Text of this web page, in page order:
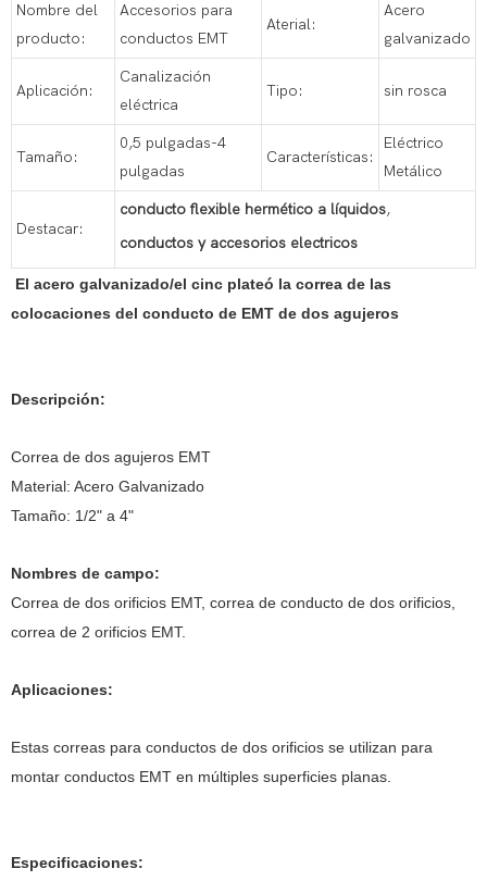
Nombre del
producto:
Accesorios para
conductos EMT
Aterial:
Acero
galvanizado
Aplicación:
Canalización
eléctrica
Tipo: sin rosca
Tamaño:
0,5 pulgadas-4
pulgadas
Características:
Eléctrico
Metálico
Destacar:
conducto flexible hermético a líquidos,
conductos y accesorios electricos
El acero galvanizado/el cinc plateó la correa de las
colocaciones del conducto de EMT de dos agujeros
Descripción:
Correa de dos agujeros EMT
Material: Acero Galvanizado
Tamaño: 1/2" a 4"
Nombres de campo:
Correa de dos orificios EMT, correa de conducto de dos orificios,
correa de 2 orificios EMT.
Aplicaciones:
Estas correas para conductos de dos orificios se utilizan para
montar conductos EMT en múltiples superficies planas.
Especificaciones: